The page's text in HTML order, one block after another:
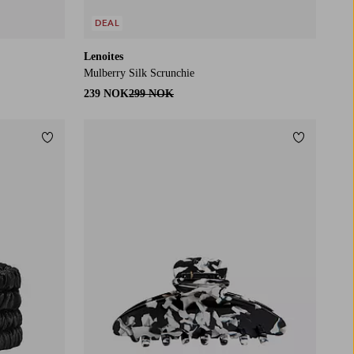
Lenoites
Mulberry Silk Scrunchie
239 NOK299 NOK
DEAL
Legg til favoritter Legg til